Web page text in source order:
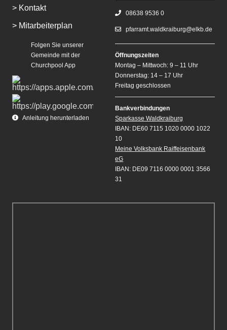
> Kontakt
> Mitarbeiterplan
Folgen Sie unserer
Gemeinde mit der
Churchpool App
Anleitung herunterladen
08638 9536 0
pfarramt.waldkraiburg@elkb.de
Öffnungszeiten
Montag – Mittwoch: 9 – 11 Uhr
Donnerstag: 14 – 17 Uhr
Freitag geschlossen
Bankverbindungen
Sparkasse Waldkraiburg
IBAN: DE60 7115 1020 0000 1022
10
Meine Volksbank Raiffeisenbank
eG
IBAN: DE09 7116 0000 0001 3566
31